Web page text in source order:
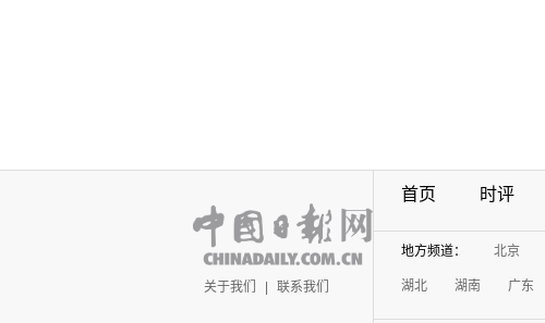
关于我们 联系我们
首页 时评
地方频道： 北京
湖北 湖南 广东